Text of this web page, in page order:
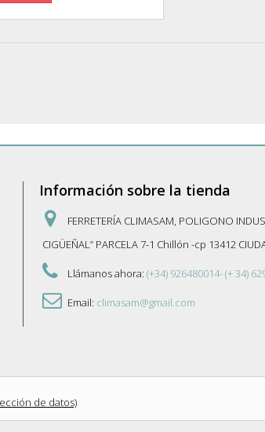
Información sobre la tienda
FERRETERÍA CLIMASAM, POLIGONO
CIGÜEÑAL” PARCELA 7-1 Chillón -cp 13412
Llámanos ahora: (+34) 926480014- (+ 34)
Email: climasam@gmail.com
de datos)